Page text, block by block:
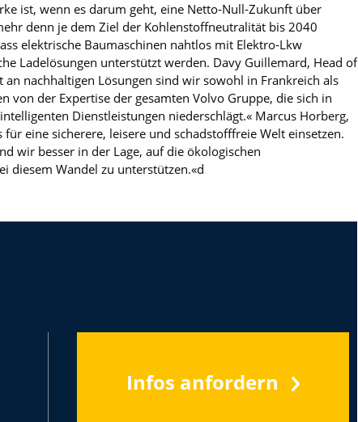
ist, wenn es darum geht, eine Netto-Null-Zukunft über
denn je dem Ziel der Kohlenstoffneutralität bis 2040
elektrische Baumaschinen nahtlos mit Elektro-Lkw
Ladelösungen unterstützt werden. Davy Guillemard, Head of
nachhaltigen Lösungen sind wir sowohl in Frankreich als
der Expertise der gesamten Volvo Gruppe, die sich in
Dienstleistungen niederschlägt.« Marcus Horberg,
eine sicherere, leisere und schadstofffreie Welt einsetzen.
wir besser in der Lage, auf die ökologischen
diesem Wandel zu unterstützen.«d
Infos anfordern